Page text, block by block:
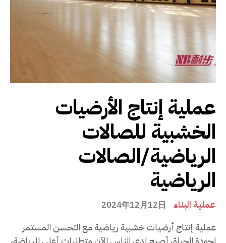
عملية إنتاج الأرضيات
الخشبية للصالات
الرياضية/الصالات
الرياضية
عملية البناء 2024年12月12日
عملية إنتاج أرضيات خشبية رياضية مع التحسن المستمر